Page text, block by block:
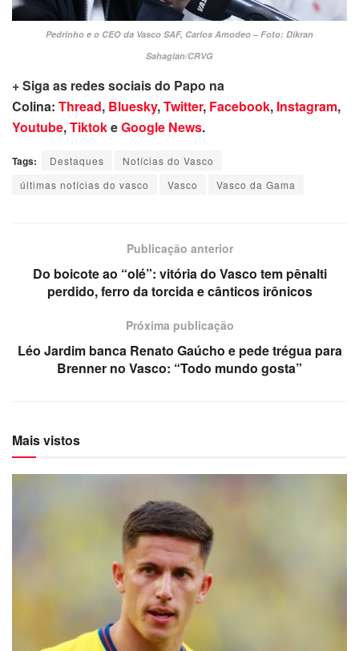
Pedrinho e o CEO da Vasco SAF, Carlos Amodeo – Foto: Dikran
Sahagian/CRVG
+ Siga as redes sociais do Papo na
Colina: Thread, Bluesky,Twitter, Facebook, Instagram,
Youtube,TiktokeGoogle News.
Tags: Destaques
Notícias do Vasco
últimas notícias do vasco
Vasco Vasco da Gama
Publicação anterior
Do boicote ao “olé”: vitória do Vasco tem pênalti
perdido, ferro da torcida e cânticos irônicos
Próxima publicação
Léo Jardim banca Renato Gaúcho e pede trégua para
Brenner no Vasco: “Todo mundo gosta”
Mais vistos